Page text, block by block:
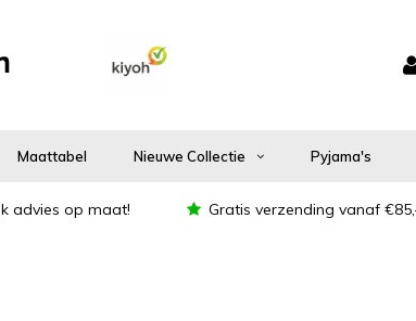
Maattabel Nieuwe Collectie Pyjama's
advies op maat! Gratis verzending vanaf